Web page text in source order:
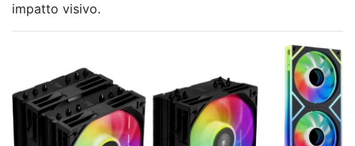
impatto visivo.